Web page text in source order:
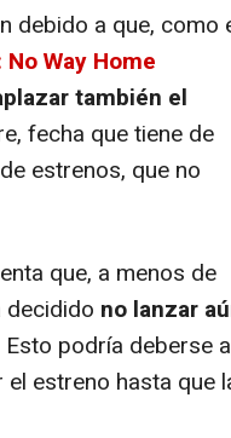
debido a que, como
Way Home
también el
fecha que tiene de
estrenos, que no
que, a menos de
decidido no lanzar
podría deberse a
estreno hasta que